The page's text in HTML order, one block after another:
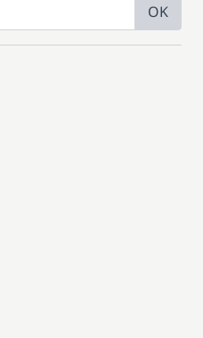
OK